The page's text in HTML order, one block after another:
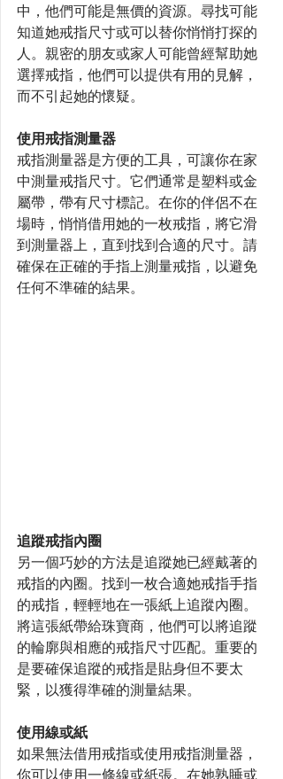
中，他們可能是無價的資源。尋找可能
知道她戒指尺寸或可以替你悄悄打探的
人。親密的朋友或家人可能曾經幫助她
選擇戒指，他們可以提供有用的見解，
而不引起她的懷疑。
使用戒指測量器
戒指測量器是方便的工具，可讓你在家
中測量戒指尺寸。它們通常是塑料或金
屬帶，帶有尺寸標記。在你的伴侶不在
場時，悄悄借用她的一枚戒指，將它滑
到測量器上，直到找到合適的尺寸。請
確保在正確的手指上測量戒指，以避免
任何不準確的結果。
追蹤戒指內圈
另一個巧妙的方法是追蹤她已經戴著的
戒指的內圈。找到一枚合適她戒指手指
的戒指，輕輕地在一張紙上追蹤內圈。
將這張紙帶給珠寶商，他們可以將追蹤
的輪廓與相應的戒指尺寸匹配。重要的
是要確保追蹤的戒指是貼身但不要太
緊，以獲得準確的測量結果。
使用線或紙
如果無法借用戒指或使用戒指測量器，
你可以使用一條線或紙張。在她熟睡或